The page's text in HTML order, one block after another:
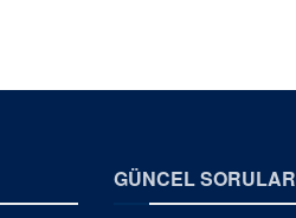
GÜNCEL SORULAR